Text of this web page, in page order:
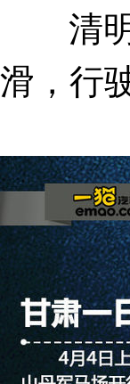
清明
滑，行